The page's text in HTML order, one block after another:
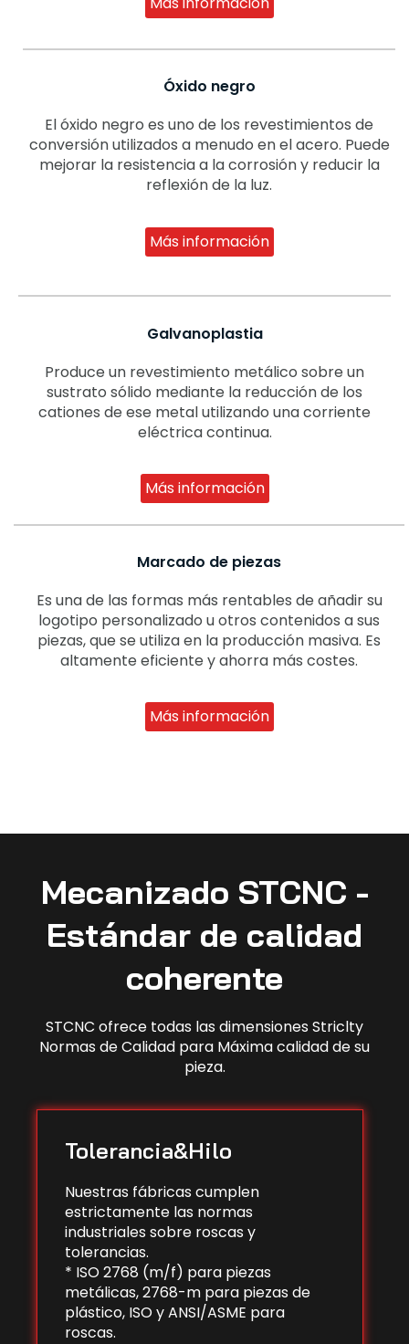
Óxido negro
El óxido negro es uno de los revestimientos de
conversión utilizados a menudo en el acero. Puede
mejorar la resistencia a la corrosión y reducir la
reflexión de la luz.
Más información
Galvanoplastia
Produce un revestimiento metálico sobre un
sustrato sólido mediante la reducción de los
cationes de ese metal utilizando una corriente
eléctrica continua.
Más información
Marcado de piezas
Es una de las formas más rentables de añadir su
logotipo personalizado u otros contenidos a sus
piezas, que se utiliza en la producción masiva. Es
altamente eficiente y ahorra más costes.
Más información
Mecanizado STCNC -
Estándar de calidad
coherente
STCNC ofrece todas las dimensiones Striclty
Normas de Calidad para Máxima calidad de su
pieza.
Tolerancia&Hilo
Nuestras fábricas cumplen
estrictamente las normas
industriales sobre roscas y
tolerancias.
* ISO 2768 (m/f) para piezas
metálicas, 2768-m para piezas de
plástico, ISO y ANSI/ASME para
roscas.